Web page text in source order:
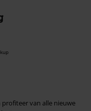
van alle nieuwe